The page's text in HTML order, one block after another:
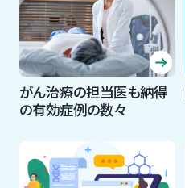
がん治療の担当医も納得
の有効症例の数々